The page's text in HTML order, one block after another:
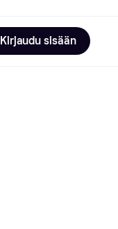
Kirjaudu sisään